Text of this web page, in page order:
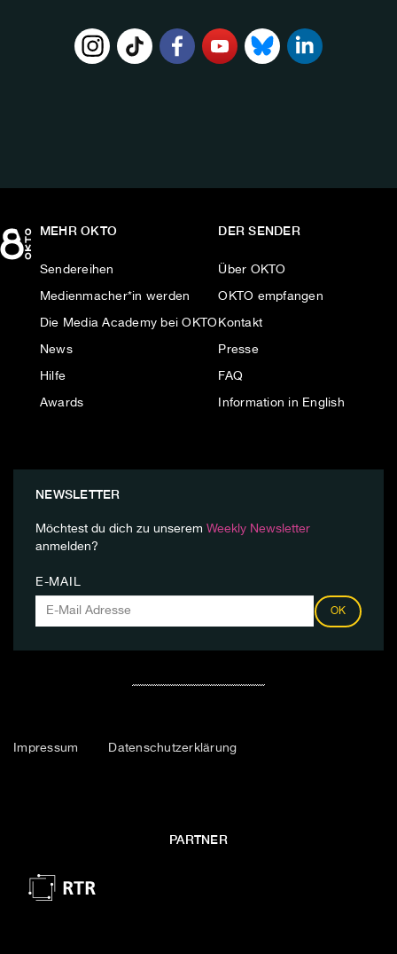
MEHR OKTO
Sendereihen
Medienmacher*in werden
Die Media Academy bei OKTO
News
Hilfe
Awards
DER SENDER
Über OKTO
OKTO empfangen
Kontakt
Presse
FAQ
Information in English
NEWSLETTER
Möchtest du dich zu unserem Weekly Newsletter
anmelden?
E-MAIL
OK
Impressum Datenschutzerklärung
PARTNER